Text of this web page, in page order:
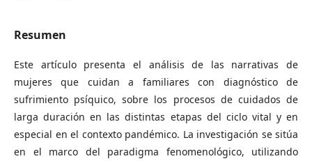
Resumen
Este artículo presenta el análisis de las narrativas de
mujeres que cuidan a familiares con diagnóstico de
sufrimiento psíquico, sobre los procesos de cuidados de
larga duración en las distintas etapas del ciclo vital y en
especial en el contexto pandémico. La investigación se sitúa
en el marco del paradigma fenomenológico, utilizando